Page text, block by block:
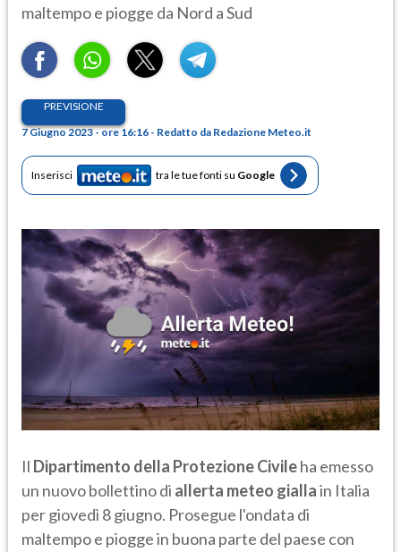
maltempo e piogge da Nord a Sud
PREVISIONE
7 Giugno 2023 - ore 16:16 - Redatto da Redazione Meteo.it
Inserisci tra le tue fonti su Google
Il Dipartimento della Protezione Civileha emesso
un nuovo bollettino di allerta meteo giallain Italia
per giovedì 8 giugno. Prosegue l'ondata di
maltempo e piogge in buona parte del paese con